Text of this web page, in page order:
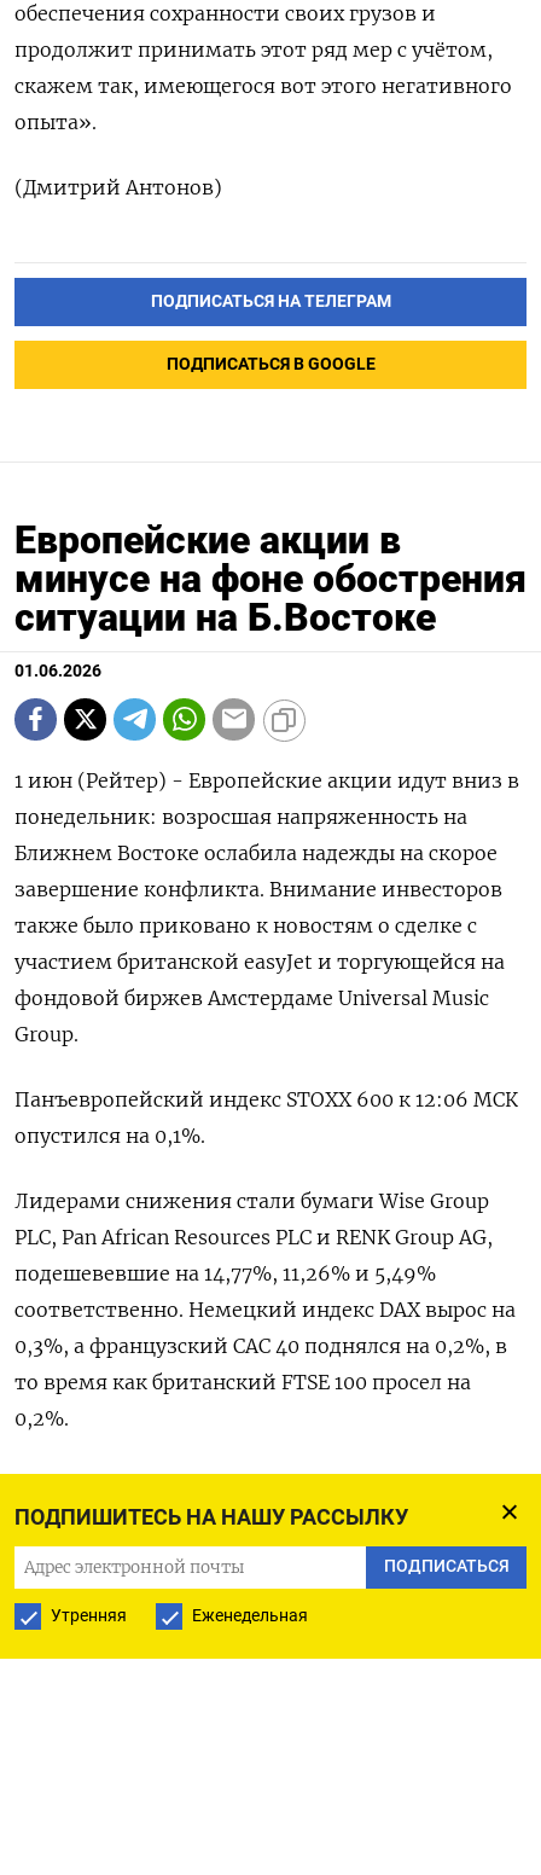
ПОДПИШИТЕСЬ НА НАШУ РАССЫЛКУ
ПОДПИСАТЬСЯ
Утренняя Еженедельная
⁠обеспечения сохранности своих грузов и
продолжит ‌принимать этот ряд ‌мер с учётом,
скажем так, имеющегося ​вот этого негативного
‌опыта».
(Дмитрий Антонов)
ПОДПИСАТЬСЯ НА ТЕЛЕГРАМ
ПОДПИСАТЬСЯ В GOOGLE
Европейские акции в
минусе на фоне обострения
ситуации на Б.Востоке
01.06.2026
1 июн (Рейтер) - Европейские акции идут вниз в
понедельник: возросшая напряженность ‌на
Ближнем Востоке ослабила надежды на скорое
завершение конфликта. Внимание инвесторов
также ​было ​приковано ​к новостям ⁠о сделке ‌с
участием британской easyJet ‌и торгующейся на
фондовой биржев ​Амстердаме Universal Music
Group.
Панъевропейский ‌индекс STOXX 600 к ​12:06 МСК
опустился на 0,1%.
Лидерами ‌снижения стали бумаги Wise Group
PLC, Pan African Resources ​PLC ​и ‌RENK Group AG,
подешевевшие на ​14,77%, 11,26% и 5,49%
соответственно. Немецкий индекс DAX вырос на
0,3%, а французский CAC 40 поднялся на 0,2%, в ​
то время ⁠как британский FTSE 100 просел на
‌0,2%.
доступен по коду:
(Йохан ​М. Чериан и ‌Уткарш Тушар Хати)